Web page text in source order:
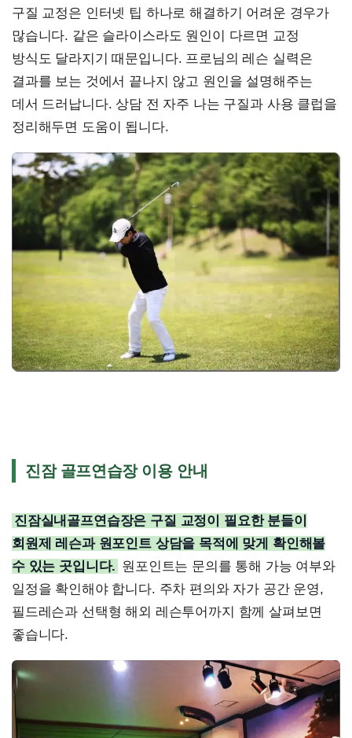
구질 교정은 인터넷 팁 하나로 해결하기 어려운 경우가
많습니다. 같은 슬라이스라도 원인이 다르면 교정
방식도 달라지기 때문입니다. 프로님의 레슨 실력은
결과를 보는 것에서 끝나지 않고 원인을 설명해주는
데서 드러납니다. 상담 전 자주 나는 구질과 사용 클럽을
정리해두면 도움이 됩니다.
진잠 골프연습장 이용 안내
진잠실내골프연습장은 구질 교정이 필요한 분들이
회원제 레슨과 원포인트 상담을 목적에 맞게 확인해볼
수 있는 곳입니다. 원포인트는 문의를 통해 가능 여부와
일정을 확인해야 합니다. 주차 편의와 자가 공간 운영,
필드레슨과 선택형 해외 레슨투어까지 함께 살펴보면
좋습니다.